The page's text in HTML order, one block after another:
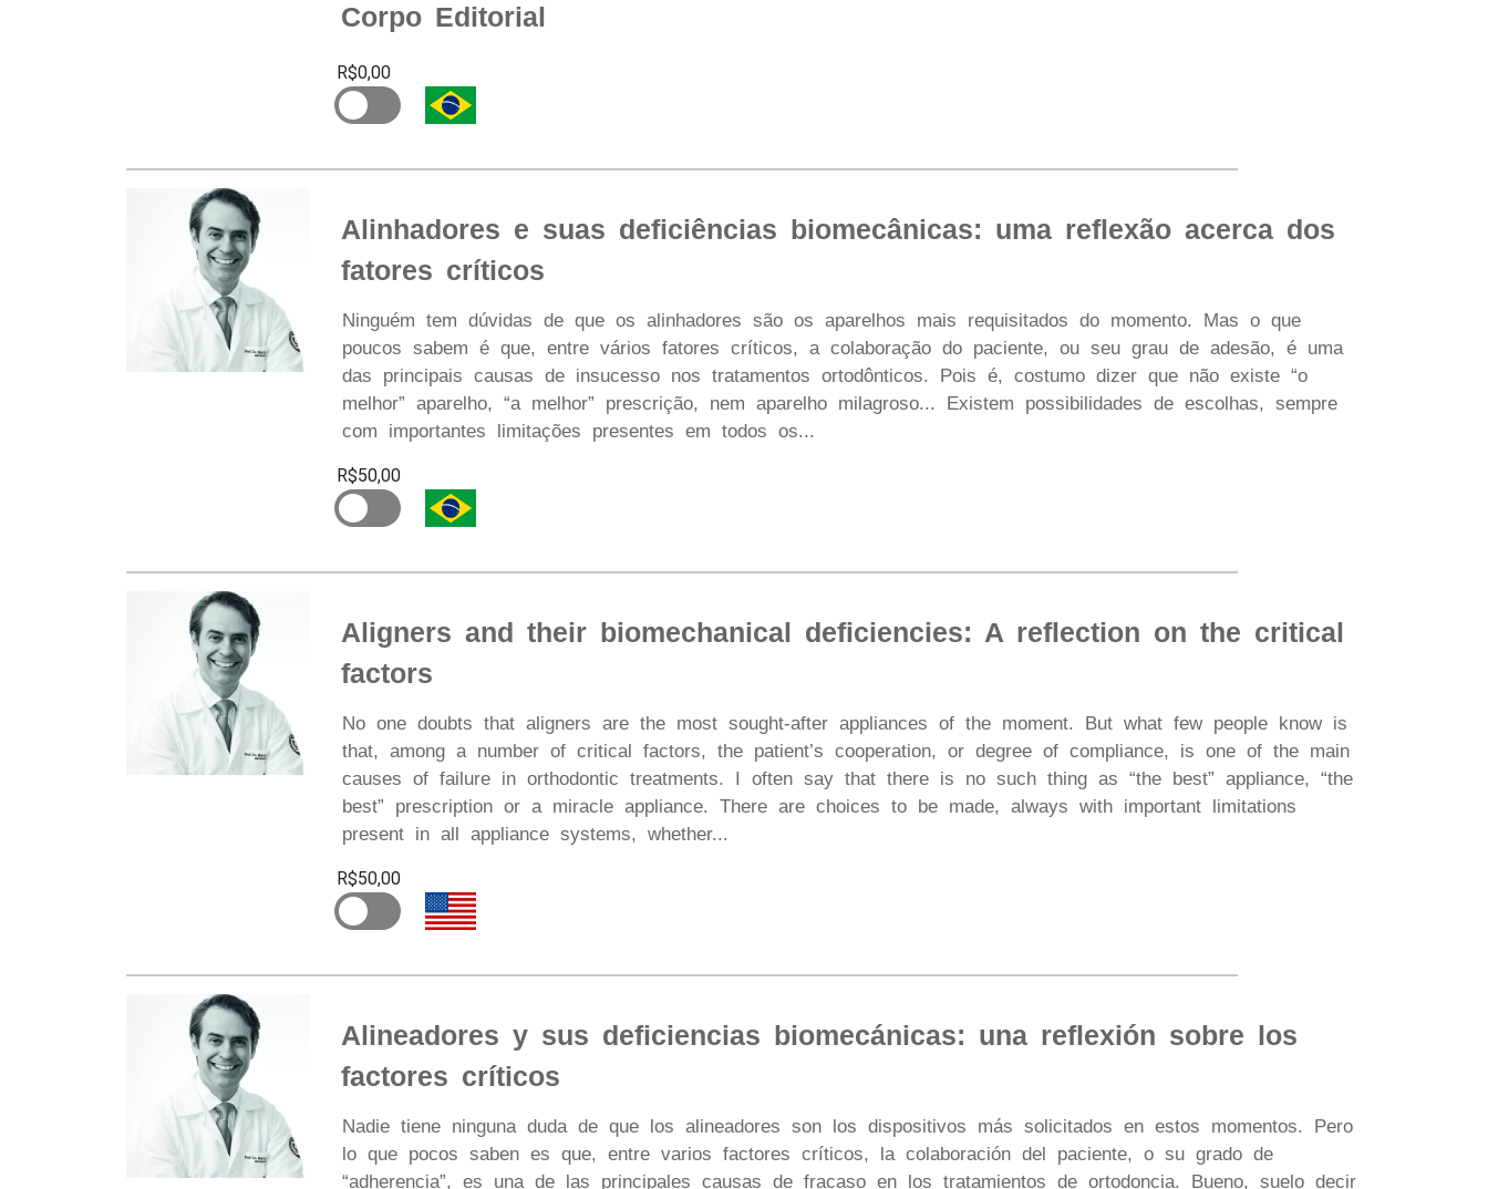
Corpo Editorial
R$0,00
Alinhadores e suas deficiências biomecânicas: uma reflexão acerca dos
fatores críticos
Ninguém tem dúvidas de que os alinhadores são os aparelhos mais requisitados do momento. Mas o que
poucos sabem é que, entre vários fatores críticos, a colaboração do paciente, ou seu grau de adesão, é uma
das principais causas de insucesso nos tratamentos ortodônticos. Pois é, costumo dizer que não existe “o
melhor” aparelho, “a melhor” prescrição, nem aparelho milagroso... Existem possibilidades de escolhas, sempre
com importantes limitações presentes em todos os...
R$50,00
Aligners and their biomechanical deficiencies: A reflection on the critical
factors
No one doubts that aligners are the most sought-after appliances of the moment. But what few people know is
that, among a number of critical factors, the patient’s cooperation, or degree of compliance, is one of the main
causes of failure in orthodontic treatments. I often say that there is no such thing as “the best” appliance, “the
best” prescription or a miracle appliance. There are choices to be made, always with important limitations
present in all appliance systems, whether...
R$50,00
Alineadores y sus deficiencias biomecánicas: una reflexión sobre los
factores críticos
Nadie tiene ninguna duda de que los alineadores son los dispositivos más solicitados en estos momentos. Pero
lo que pocos saben es que, entre varios factores críticos, la colaboración del paciente, o su grado de
“adherencia”, es una de las principales causas de fracaso en los tratamientos de ortodoncia. Bueno, suelo decir